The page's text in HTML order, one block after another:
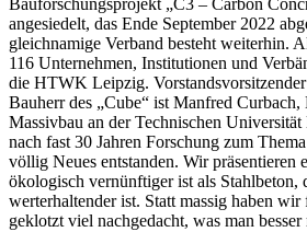
Bauforschungsprojekt „C3 – Carbon
angesiedelt, das Ende September 2022
gleichnamige Verband besteht weiterhin.
116 Unternehmen, Institutionen und
die HTWK Leipzig.
Bauherr des „Cube“ ist Manfred
Massivbau an der Technischen Universität
nach fast 30 Jahren Forschung zum
völlig Neues entstanden. Wir präsentieren
ökologisch vernünftiger ist als Stahlbeton,
werterhaltender ist. Statt massig haben
geklotzt viel nachgedacht, was man besser